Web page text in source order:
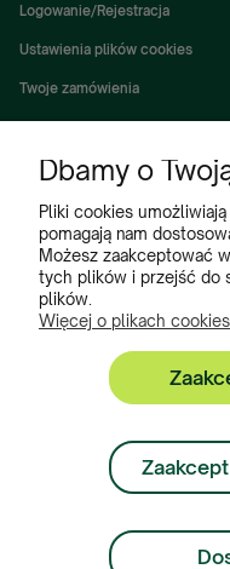
Logowanie/Rejestracja
Ustawienia plików cookies
Twoje zamówienia
Ustawienia konta
Ulubione
Zbiorniki, Program
+48 222 508 449
Zamówienia:
+ 48 534 900 634
Dbamy o
Pliki cookies
pomagają nam
Możesz zaakceptować
tych plików i przejść do
plików.
Więcej o plikach cookies